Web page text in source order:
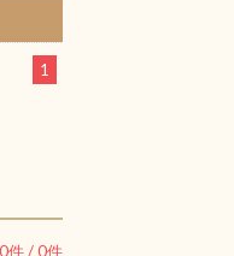
1
0件 /0件